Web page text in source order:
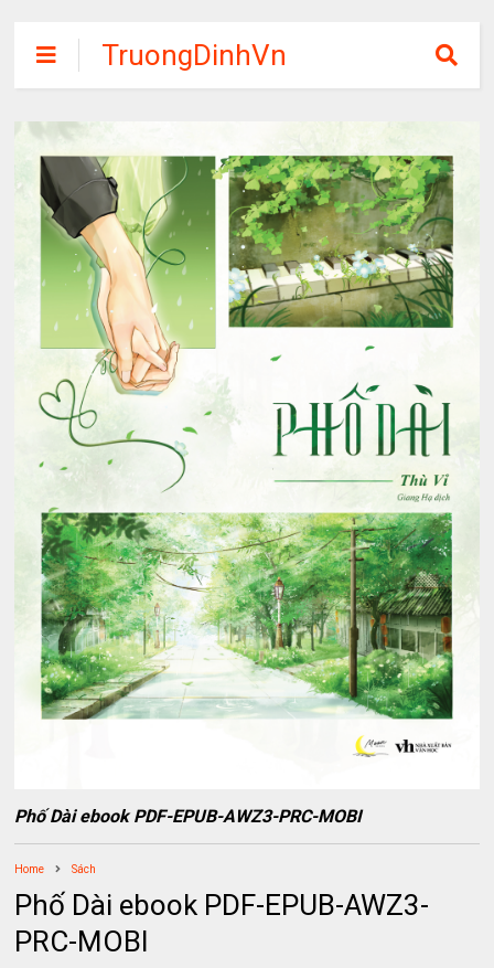
TruongDinhVn
Chia sẽ ebook,
phần mềm học
tập miễn phí
Phố Dài ebook PDF-EPUB-AWZ3-PRC-MOBI
Home Sách
Phố Dài ebook PDF-EPUB-AWZ3-
PRC-MOBI